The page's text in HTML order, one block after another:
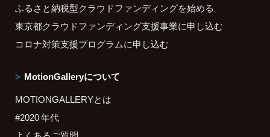
ふるさと納税型クラウドファンディングを始める
東京都クラウドファンディング支援事業に申し込む
コロナ対策支援プログラムに申し込む
MotionGalleryについて
MOTIONGALLERYとは
#2020 年代